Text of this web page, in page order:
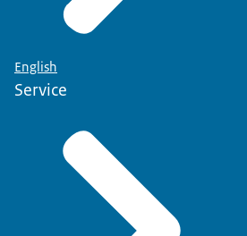
English
Service